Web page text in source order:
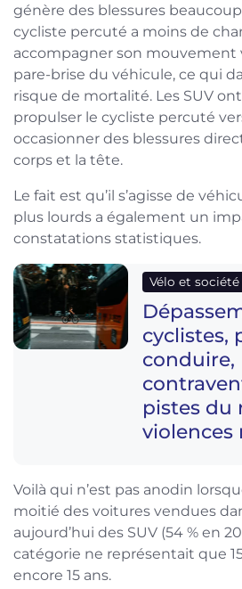
génère des blessures
cycliste percuté a moins de
accompagner son mouvement
pare-brise du véhicule, ce qui
risque de mortalité. Les SUV
propulser le cycliste percuté
occasionner des blessures
corps et la tête.
Le fait est qu’il s’agisse de
plus lourds a également un
constatations statistiques.
Vélo et société
cyclistes,
conduire,
pistes du
violences
Voilà qui n’est pas anodin
moitié des voitures vendues
aujourd’hui des SUV (54 % en
catégorie ne représentait que
encore 15 ans.